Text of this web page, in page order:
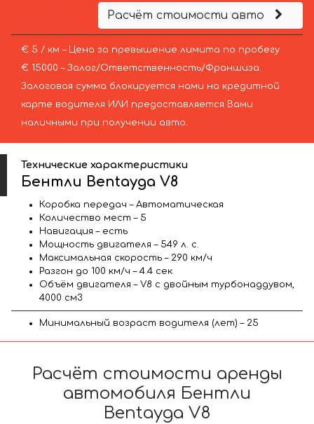
Расчёт стоимости авто
€ 5 / км – Цена за превышение лимита по пробегу
€ 15000 – Залог/Ответственность/Франшиза.
Залоговая сумма блокируется нами на кредитной
карте водителя ИЛИ предоставляется Вами
наличными при получении авто.
Технические характеристики
Бентли Bentayga V8
Коробка передач – Автоматическая
Количество мест – 5
Навигация – есть
Мощность двигателя – 549 л. с.
Максимальная скорость – 290 км/ч
Разгон до 100 км/ч – 4.4 сек
Объём двигателя – V8 с двойным турбонаддувом,
4000 см3
Минимальный возраст водителя (лет) – 25
Расчёт стоимости аренды
автомобиля Бентли
Bentayga V8